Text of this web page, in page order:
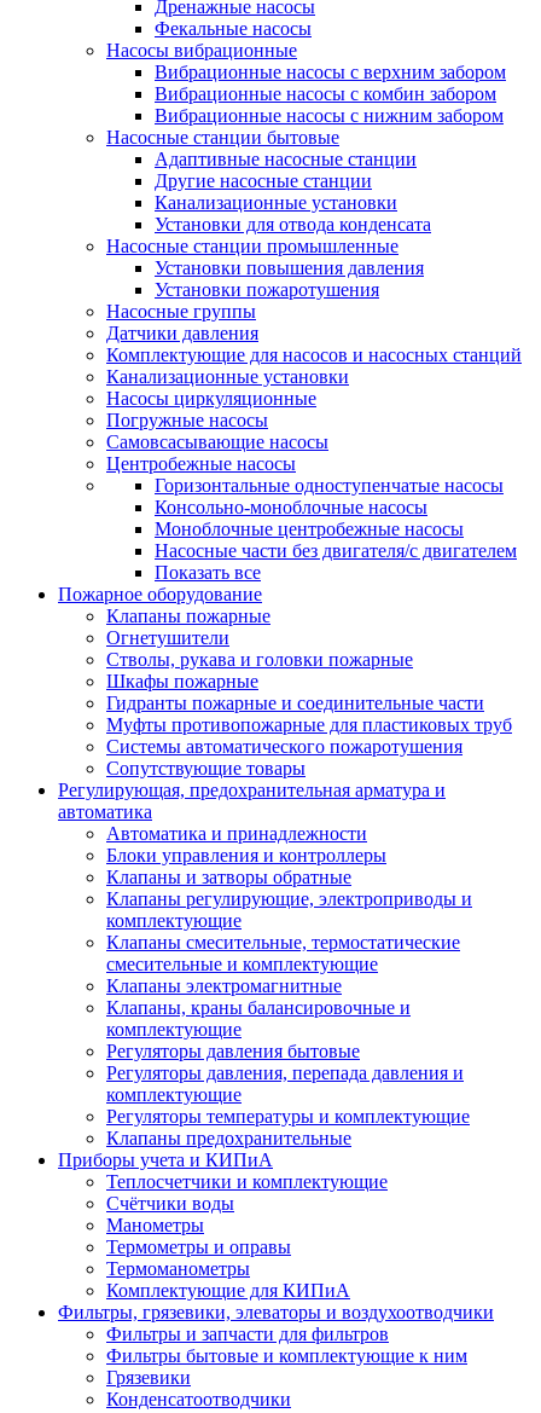
Дренажные насосы
Фекальные насосы
Насосы вибрационные
Вибрационные насосы с верхним забором
Вибрационные насосы с комбин забором
Вибрационные насосы с нижним забором
Насосные станции бытовые
Адаптивные насосные станции
Другие насосные станции
Канализационные установки
Установки для отвода конденсата
Насосные станции промышленные
Установки повышения давления
Установки пожаротушения
Насосные группы
Датчики давления
Комплектующие для насосов и насосных станций
Канализационные установки
Насосы циркуляционные
Погружные насосы
Самовсасывающие насосы
Центробежные насосы
Горизонтальные одноступенчатые насосы
Консольно-моноблочные насосы
Моноблочные центробежные насосы
Насосные части без двигателя/с двигателем
Показать все
Пожарное оборудование
Клапаны пожарные
Огнетушители
Стволы, рукава и головки пожарные
Шкафы пожарные
Гидранты пожарные и соединительные части
Муфты противопожарные для пластиковых труб
Системы автоматического пожаротушения
Сопутствующие товары
Регулирующая, предохранительная арматура и
автоматика
Автоматика и принадлежности
Блоки управления и контроллеры
Клапаны и затворы обратные
Клапаны регулирующие, электроприводы и
комплектующие
Клапаны смесительные, термостатические
смесительные и комплектующие
Клапаны электромагнитные
Клапаны, краны балансировочные и
комплектующие
Регуляторы давления бытовые
Регуляторы давления, перепада давления и
комплектующие
Регуляторы температуры и комплектующие
Клапаны предохранительные
Приборы учета и КИПиА
Теплосчетчики и комплектующие
Счётчики воды
Манометры
Термометры и оправы
Термоманометры
Комплектующие для КИПиА
Фильтры, грязевики, элеваторы и воздухоотводчики
Фильтры и запчасти для фильтров
Фильтры бытовые и комплектующие к ним
Грязевики
Конденсатоотводчики